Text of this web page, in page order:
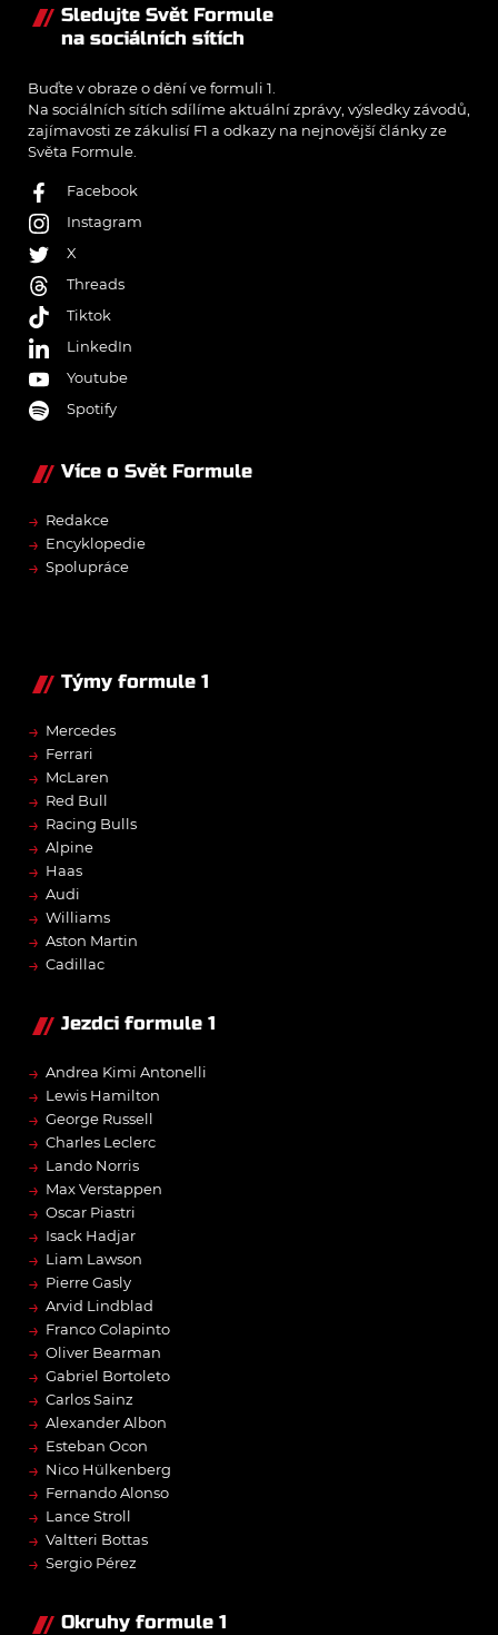
Sledujte Svět Formule
na sociálních sítích
Buďte v obraze o dění ve formuli 1.
Na sociálních sítích sdílíme aktuální zprávy, výsledky závodů,
zajímavosti ze zákulisí F1 a odkazy na nejnovější články ze
Světa Formule.
Facebook
Instagram
X
Threads
Tiktok
LinkedIn
Youtube
Spotify
Více o Svět Formule
→ Redakce
→ Encyklopedie
→ Spolupráce
Týmy formule 1
→ Mercedes
→ Ferrari
→ McLaren
→ Red Bull
→ Racing Bulls
→ Alpine
→ Haas
→ Audi
→ Williams
→ Aston Martin
→ Cadillac
Jezdci formule 1
→ Andrea Kimi Antonelli
→ Lewis Hamilton
→ George Russell
→ Charles Leclerc
→ Lando Norris
→ Max Verstappen
→ Oscar Piastri
→ Isack Hadjar
→ Liam Lawson
→ Pierre Gasly
→ Arvid Lindblad
→ Franco Colapinto
→ Oliver Bearman
→ Gabriel Bortoleto
→ Carlos Sainz
→ Alexander Albon
→ Esteban Ocon
→ Nico Hülkenberg
→ Fernando Alonso
→ Lance Stroll
→ Valtteri Bottas
→ Sergio Pérez
Okruhy formule 1